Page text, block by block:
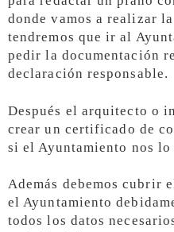
donde vamos a realizar
tendremos que ir al
pedir la documentación
declaración responsable.
Después el arquitecto o
crear un certificado de
si el Ayuntamiento nos lo
Además debemos cubrir
el Ayuntamiento
todos los datos